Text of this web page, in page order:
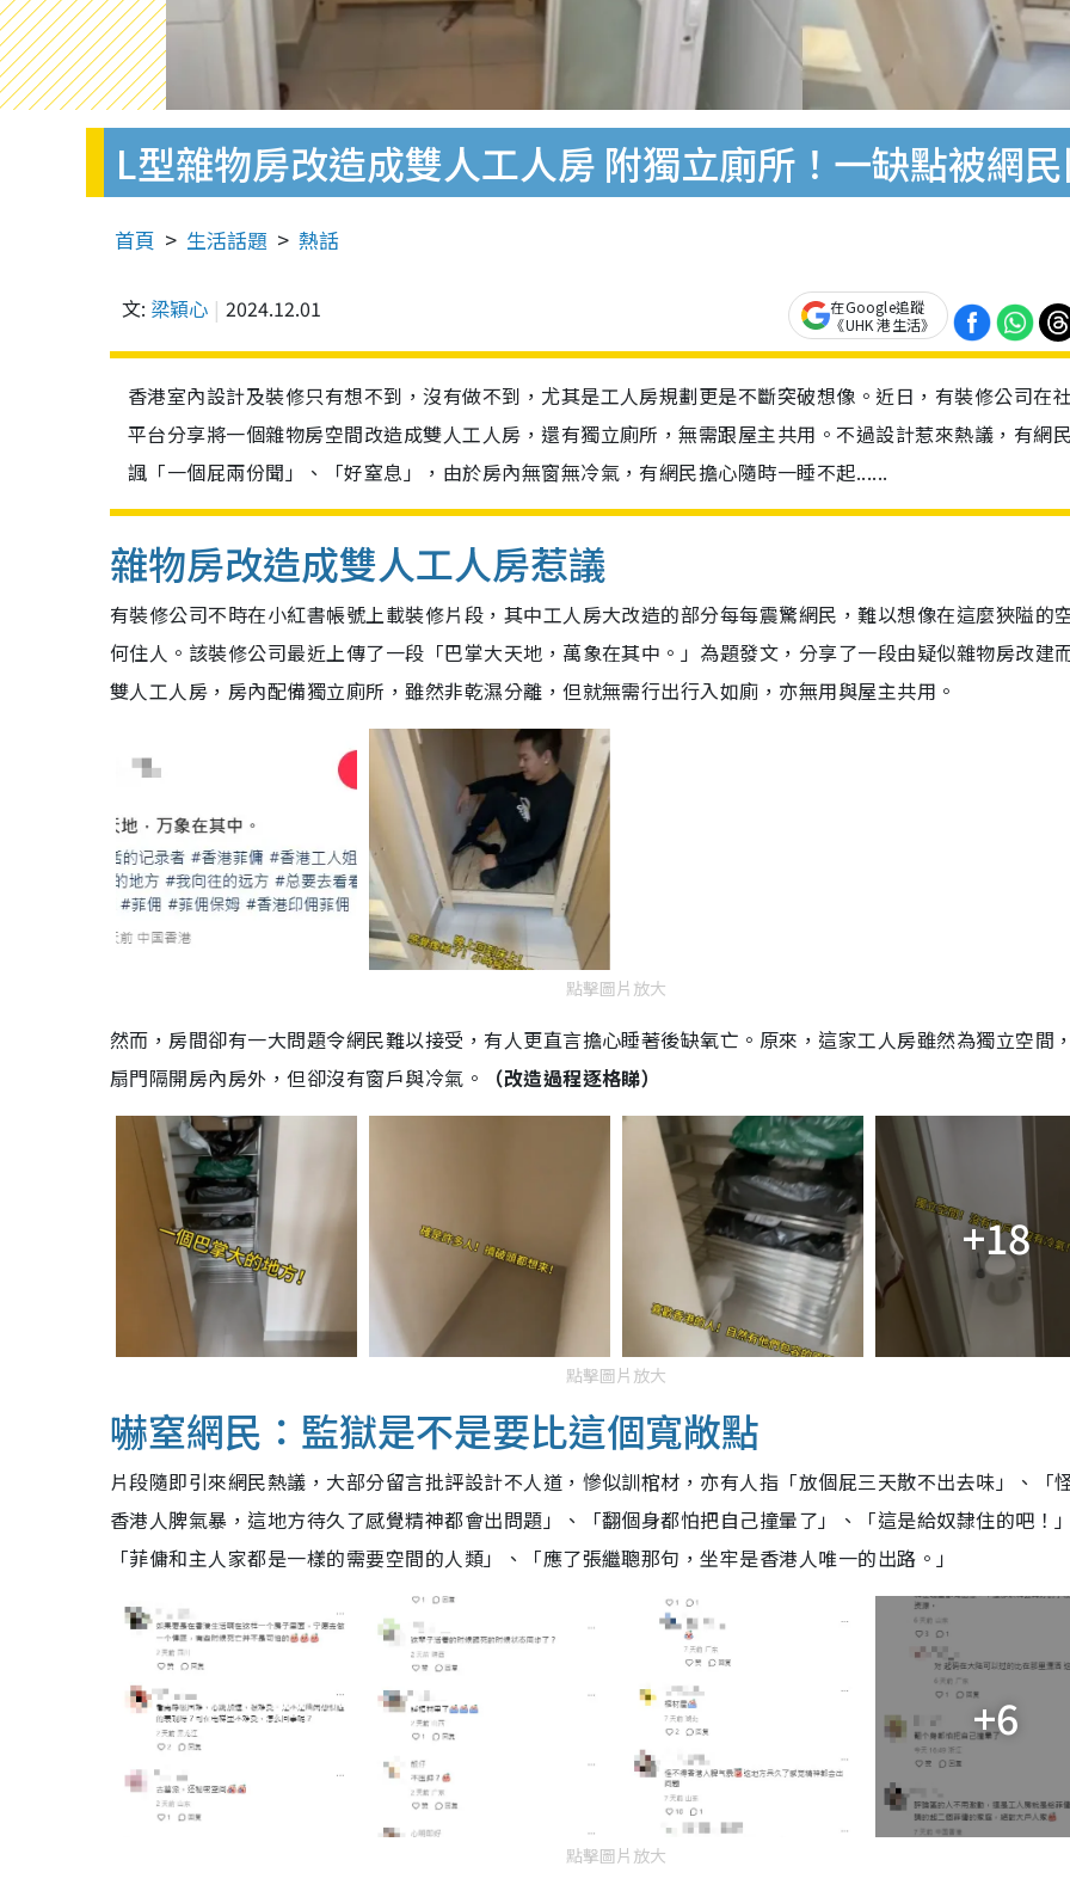
L型雜物房改造成雙人工人房 附獨立廁所！一缺點被網
首頁 生活話題 熱話
文: 梁穎心 2024.12.01
在Google追蹤
《UHK 港生活》
香港室內設計及裝修只有想不到，沒有做不到，尤其是工人房規劃更是不斷突破想像。近日，有裝修公司在
平台分享將一個雜物房空間改造成雙人工人房，還有獨立廁所，無需跟屋主共用。不過設計惹來熱議，有網
諷「一個屁兩份聞」、「好窒息」，由於房內無窗無冷氣，有網民擔心隨時一睡不起......
雜物房改造成雙人工人房惹議
有裝修公司不時在小紅書帳號上載裝修片段，其中工人房大改造的部分每每震驚網民，難以想像在這麼狹隘的
何住人。該裝修公司最近上傳了一段「巴掌大天地，萬象在其中。」為題發文，分享了一段由疑似雜物房改建
雙人工人房，房內配備獨立廁所，雖然非乾濕分離，但就無需行出行入如廁，亦無用與屋主共用。
點擊圖片放大
然而，房間卻有一大問題令網民難以接受，有人更直言擔心睡著後缺氧亡。原來，這家工人房雖然為獨立空間
扇門隔開房內房外，但卻沒有窗戶與冷氣。
（改造過程逐格睇）
+18
點擊圖片放大
嚇窒網民：監獄是不是要比這個寬敞點
片段隨即引來網民熱議，大部分留言批評設計不人道，慘似訓棺材，亦有人指「放個屁三天散不出去味」、「
香港人脾氣暴，這地方待久了感覺精神都會出問題」、「翻個身都怕把自己撞暈了」、「這是給奴隸住的吧！
「菲傭和主人家都是一樣的需要空間的人類」、「應了張繼聰那句，坐牢是香港人唯一的出路。」
+6
點擊圖片放大